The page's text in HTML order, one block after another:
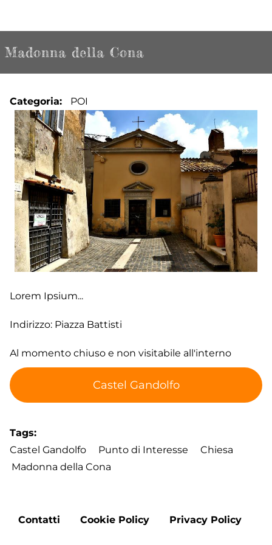
Madonna della Cona
Categoria POI
Lorem Ipsium...
Indirizzo: Piazza Battisti
Al momento chiuso e non visitabile all'interno
Castel Gandolfo
Tags
Castel Gandolfo
Punto di Interesse
Chiesa
Madonna della Cona
Footer
Contatti Cookie Policy Privacy Policy